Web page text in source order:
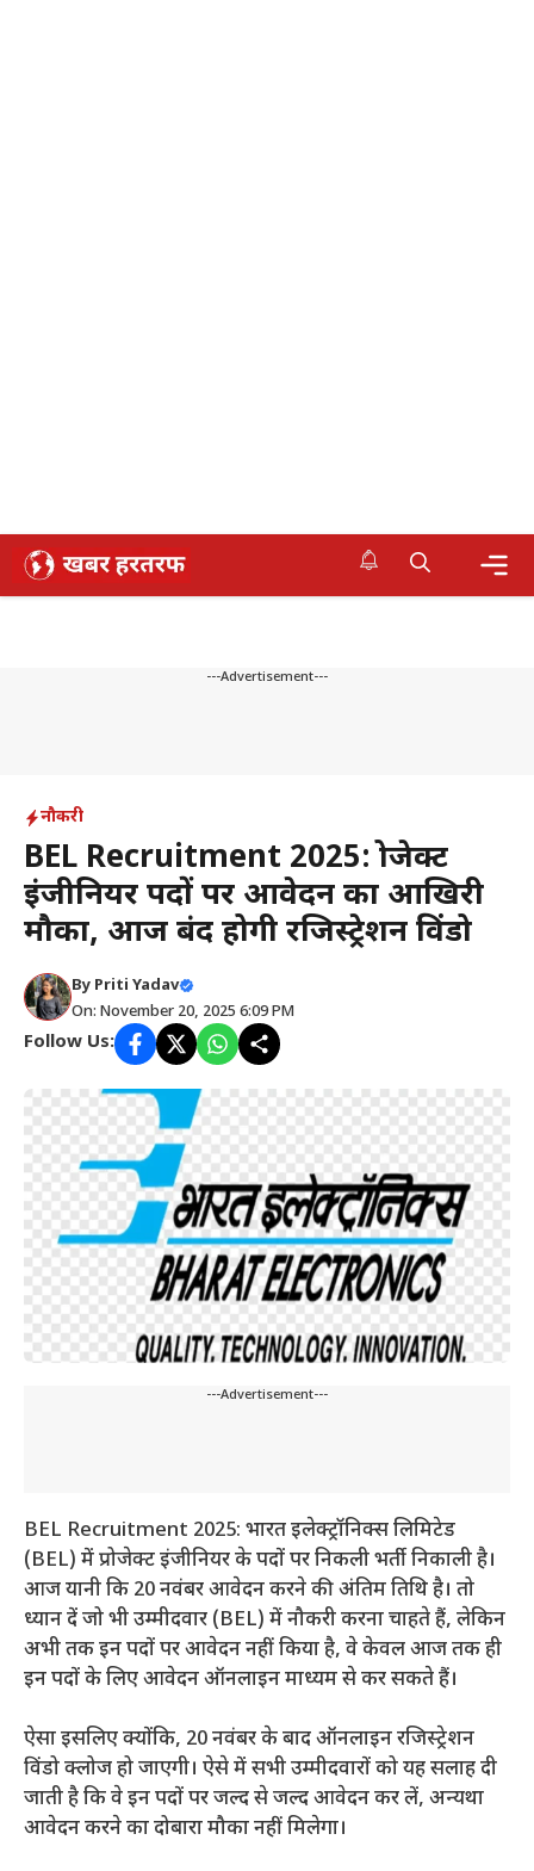
Skip
---Advertisement---
नौकरी
BEL Recruitment 2025: प्रोजेक्ट
इंजीनियर पदों पर आवेदन का आखिरी
मौका, आज बंद होगी रजिस्ट्रेशन विंडो
By Priti Yadav
On: November 20, 2025 6:09 PM
Follow Us:
---Advertisement---
BEL Recruitment 2025: भारत इलेक्ट्रॉनिक्स लिमिटेड
(BEL) में प्रोजेक्ट इंजीनियर के पदों पर निकली भर्ती निकाली है।
आज यानी कि 20 नवंबर आवेदन करने की अंतिम तिथि है। तो
ध्यान दें जो भी उम्मीदवार (BEL) में नौकरी करना चाहते हैं, लेकिन
अभी तक इन पदों पर आवेदन नहीं किया है, वे केवल आज तक ही
इन पदों के लिए आवेदन ऑनलाइन माध्यम से कर सकते हैं।
ऐसा इसलिए क्योंकि, 20 नवंबर के बाद ऑनलाइन रजिस्ट्रेशन
विंडो क्लोज हो जाएगी। ऐसे में सभी उम्मीदवारों को यह सलाह दी
जाती है कि वे इन पदों पर जल्द से जल्द आवेदन कर लें, अन्यथा
आवेदन करने का दोबारा मौका नहीं मिलेगा।